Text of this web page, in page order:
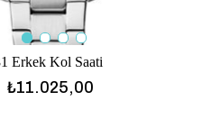
Erkek Kol Saati
₺11.025,00